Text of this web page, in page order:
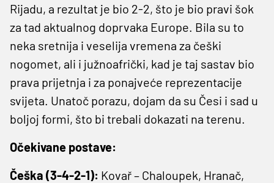
Rijadu, a rezultat je bio 2-2, što je bio pravi šok
za tad aktualnog doprvaka Europe. Bila su to
neka sretnija i veselija vremena za češki
nogomet, ali i južnoafrički, kad je taj sastav bio
prava prijetnja i za ponajveće reprezentacije
svijeta. Unatoč porazu, dojam da su Česi i sad u
boljoj formi, što bi trebali dokazati na terenu.
Očekivane postave:
Češka (3-4-2-1): Kovař – Chaloupek, Hranač,